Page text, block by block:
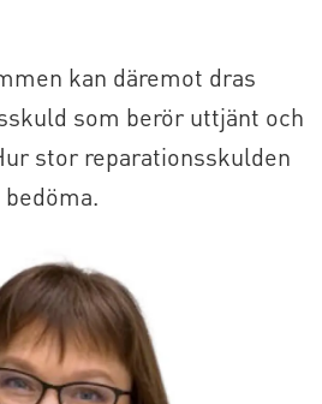
kan däremot dras
som berör uttjänt och
stor reparationsskulden